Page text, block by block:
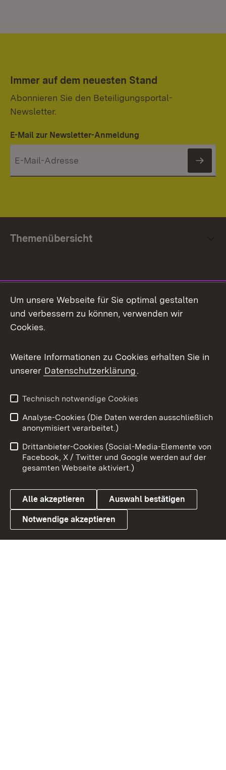
Immer auf dem neuesten Stand
Abonnieren Sie den Beteiligungsportal-
Newsletter.
E-Mail zur Newsletter-Anmeldung
Themenübersicht
Facebook
X / Twitter
Youtube
Link zum Landesportal
Impressum
Kontakt
Barrierefreiheit
Datenschutz
Cookies
Um unsere Webseite für Sie optimal gestalten
und verbessern zu können, verwenden wir
Cookies.
Weitere Informationen zu Cookies erhalten Sie in
unserer Datenschutzerklärung.
Technisch notwendige Cookies
Analyse-Cookies (Die Daten werden ausschließlich
anonymisiert verarbeitet.)
Drittanbieter-Cookies (Social-Media-Elemente von
Facebook, X / Twitter und Google werden auf der
gesamten Webseite aktiviert.)
Alle akzeptieren Auswahl bestätigen
Notwendige akzeptieren